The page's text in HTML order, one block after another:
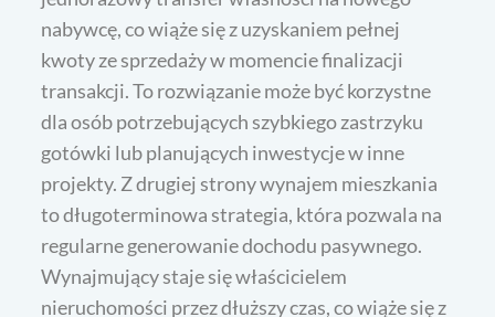
nabywcę, co wiąże się z uzyskaniem pełnej
kwoty ze sprzedaży w momencie finalizacji
transakcji. To rozwiązanie może być korzystne
dla osób potrzebujących szybkiego zastrzyku
gotówki lub planujących inwestycje w inne
projekty. Z drugiej strony wynajem mieszkania
to długoterminowa strategia, która pozwala na
regularne generowanie dochodu pasywnego.
Wynajmujący staje się właścicielem
nieruchomości przez dłuższy czas, co wiąże się z